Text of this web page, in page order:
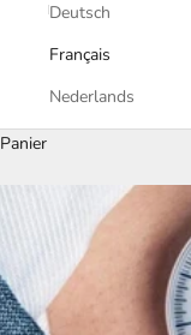
Deutsch
Français
Nederlands
Panier